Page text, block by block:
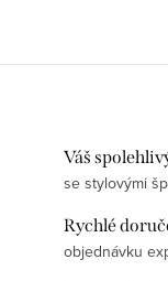
Váš
se stylovými
Rychlé
objednávku